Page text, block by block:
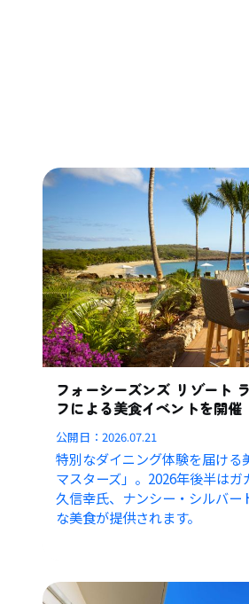
フォーシーズンズ リゾート
フによる美食イベントを開催
公開日：2026.07.21
特別なダイニング体験を届ける
マスターズ」。2026年後半は
久信幸氏、ナンシー・シルバー
な美食が提供されます。